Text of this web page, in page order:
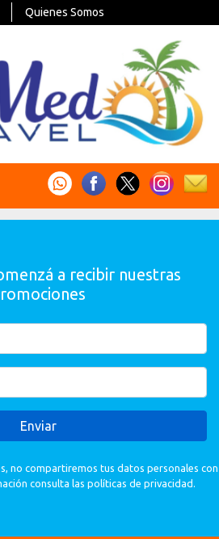
Quienes Somos
a recibir nuestras
Enviar
no compartiremos tus datos personales con
consulta las políticas de privacidad.